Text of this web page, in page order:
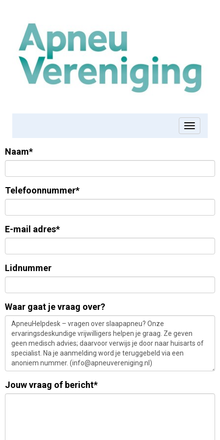
Toggle
Naam*
Telefoonnummer*
E-mail adres*
Lidnummer
Waar gaat je vraag over?
Jouw vraag of bericht*